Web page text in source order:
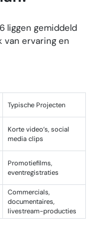
liggen gemiddeld
ervaring en
Typische Projecten
Korte video’s, social
media clips
Promotiefilms,
eventregistraties
Commercials,
documentaires,
livestream-producties